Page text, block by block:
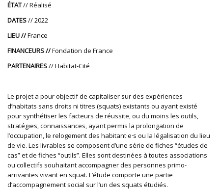
ÉTAT// Réalisé
DATES// 2022
LIEU //France
FINANCEURS //Fondation de France
PARTENAIRES// Habitat-Cité
Le projet a pour objectif de capitaliser sur des expériences
d’habitats sans droits ni titres (squats) existants ou ayant existé
pour synthétiser les facteurs de réussite, ou du moins les outils,
stratégies, connaissances, ayant permis la prolongation de
l’occupation, le relogement des habitant·e·s ou la légalisation du lieu
de vie. Les livrables se composent d’une série de fiches “études de
cas” et de fiches “outils”. Elles sont destinées à toutes associations
ou collectifs souhaitant accompagner des personnes primo-
arrivantes vivant en squat. L’étude comporte une partie
d’accompagnement social sur l’un des squats étudiés.